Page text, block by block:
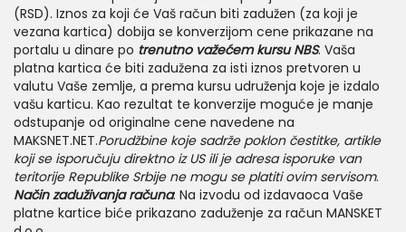
(RSD). Iznos za koji će Vaš račun biti zadužen (za koji je
vezana kartica) dobija se konverzijom cene prikazane na
portalu u dinare po trenutno važećem kursuNBS. Vaša
platna kartica će biti zadužena za isti iznos pretvoren u
valutu Vaše zemlje, a prema kursu udruženja koje je izdalo
vašu karticu. Kao rezultat te konverzije moguće je manje
odstupanje od originalne cene navedene na
MAKSNET.NET.Porudžbine koje sadrže poklon čestitke, artikle
koji se isporučuju direktno iz US ili je adresa isporuke van
teritorije Republike Srbije ne mogu se platiti ovim servisom.
Način zaduživanja računa: Na izvodu od izdavaoca Vaše
platne kartice biće prikazano zaduženje za račun MANSKET